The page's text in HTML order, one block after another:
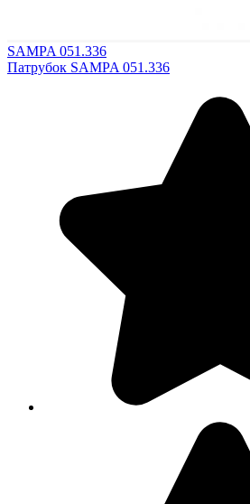
SAMPA 051.336
Патрубок SAMPA 051.336